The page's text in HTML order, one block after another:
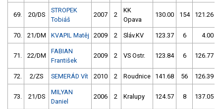
69. 20/DS
STROPEK
Tobiáš
2007 2
KK
Opava
130.00 154 121.26
70. 21/DM KVAPIL Matěj 2009 2 Sláv.KV 123.37 6 4.00
71. 22/DM
FABIAN
František
2009 2 VS Ostr. 123.84 6 126.77
72. 2/ZS SEMERÁD Vít 2010 2 Roudnice 141.68 56 126.39
73. 21/DS
MILYAN
Daniel
2006 2 Kralupy 124.57 8 137.05